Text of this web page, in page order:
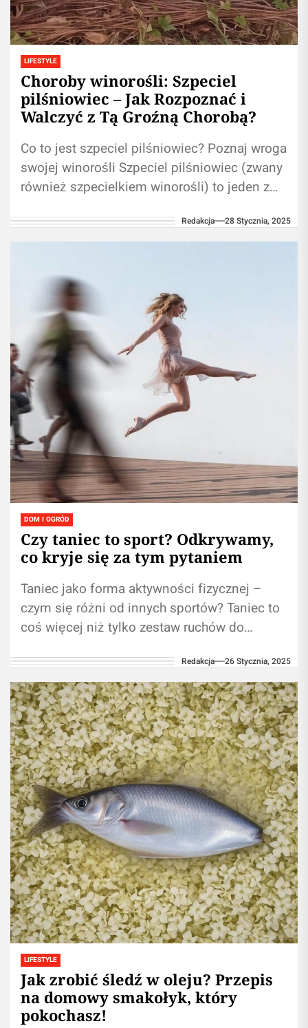
LIFESTYLE
Choroby winorośli: Szpeciel
pilśniowiec – Jak Rozpoznać i
Walczyć z Tą Groźną Chorobą?
Co to jest szpeciel pilśniowiec? Poznaj wroga
swojej winorośli Szpeciel pilśniowiec (zwany
również szpecielkiem winorośli) to jeden z
zniszczyć Twoją...
Redakcja 28 Stycznia, 2025
DOM I OGRÓD
Czy taniec to sport? Odkrywamy,
co kryje się za tym pytaniem
Taniec jako forma aktywności fizycznej –
czym się różni od innych sportów? Taniec to
coś więcej niż tylko zestaw ruchów do
Redakcja 26 Stycznia, 2025
LIFESTYLE
Jak zrobić śledź w oleju? Przepis
na domowy smakołyk, który
pokochasz!